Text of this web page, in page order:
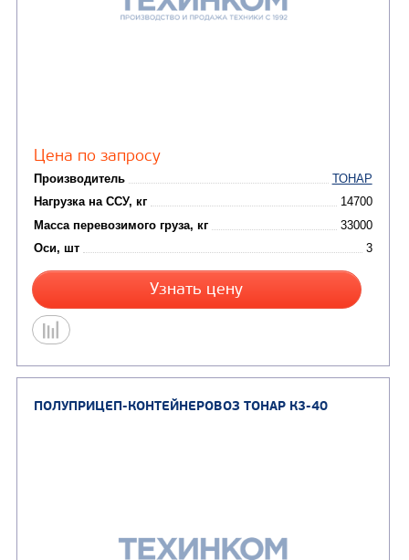
Масса перевозимого груза, кг
Оси, шт
Узнать цену
ПОЛУПРИЦЕП-КОНТЕЙНЕРОВОЗ ТОНАР К3-U